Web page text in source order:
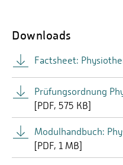
aufnehmen, sofern sie die
Im vierten Jahr
Hochschule Trier,
Praktika und fertigen
Master-Studiengang.
Downloads
Factsheet:
Prüfungsordnung
[PDF 575 KB]
Modulhandbuch:
[PDF 1 MB]